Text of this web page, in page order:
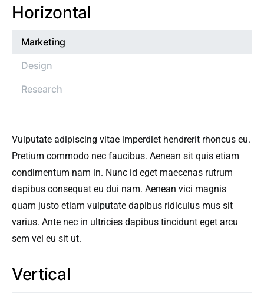
Horizontal
Marketing
Design
Research
Vulputate adipiscing vitae imperdiet hendrerit rhoncus eu.
Pretium commodo nec faucibus. Aenean sit quis etiam
condimentum nam in. Nunc id eget maecenas rutrum
dapibus consequat eu dui nam. Aenean vici magnis
quam justo etiam vulputate dapibus ridiculus mus sit
varius. Ante nec in ultricies dapibus tincidunt eget arcu
sem vel eu sit ut.
Vertical